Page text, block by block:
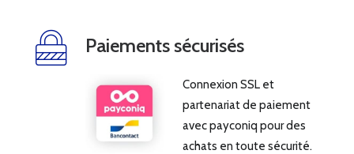
Paiements sécurisés
Connexion SSL et
partenariat de paiement
avec payconiq pour des
achats en toute sécurité.